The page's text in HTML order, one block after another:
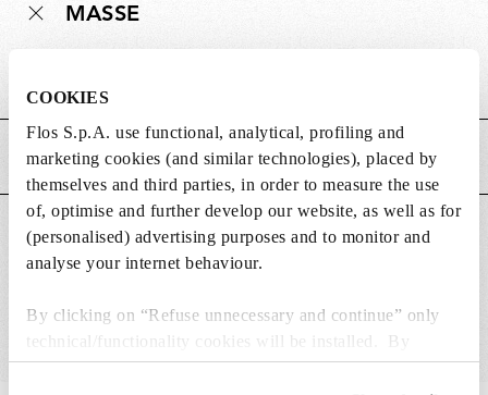
COOKIES
Flos S.p.A. use functional, analytical, profiling and
marketing cookies (and similar technologies), placed by
themselves and third parties, in order to measure the use
of, optimise and further develop our website, as well as for
(personalised) advertising purposes and to monitor and
analyse your internet behaviour.
By clicking on “Refuse unnecessary and continue” only
technical/functionality cookies will be installed. By
clicking on “Accept all” you consent to the use of all the
MASSE
HAUPTMERKMALE
GEEIGNET FÜR